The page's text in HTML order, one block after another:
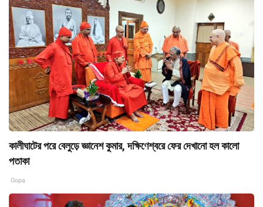
কালীঘাটের পরে বেলুড়ে জ্ঞানেশ কুমার, দক্ষিণেশ্বরে ফের দেখানো হল কালো
পতাকা
Gopa